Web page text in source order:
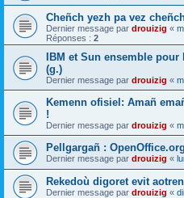
Cheñch yezh pa vez
Dernier message par drouizig «
Réponses : 2
IBM et Sun ensemble
(g.)
Dernier message par drouizig «
Kemenn ofisiel: Amañ
!
Dernier message par drouizig «
Pellgargañ :
Dernier message par drouizig «
Rekedoù digoret evit
Dernier message par drouizig «